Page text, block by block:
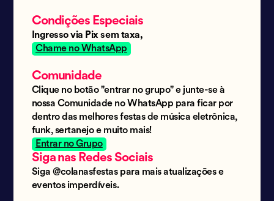
Condições Especiais
Ingresso via Pix sem taxa,
Chame no WhatsApp
Comunidade
Clique no botão "entrar no grupo" e junte-se à
nossa Comunidade no WhatsApp para ficar por
dentro das melhores festas de música eletrônica,
funk, sertanejo e muito mais!
Entrar no Grupo
Siga nas Redes Sociais
Siga @colanasfestas para mais atualizações e
eventos imperdíveis.